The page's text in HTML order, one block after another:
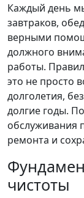
Каждый день
завтраков,
верными
должного
работы.
это не просто
долголетия,
долгие годы.
обслуживания
ремонта и
чистоты